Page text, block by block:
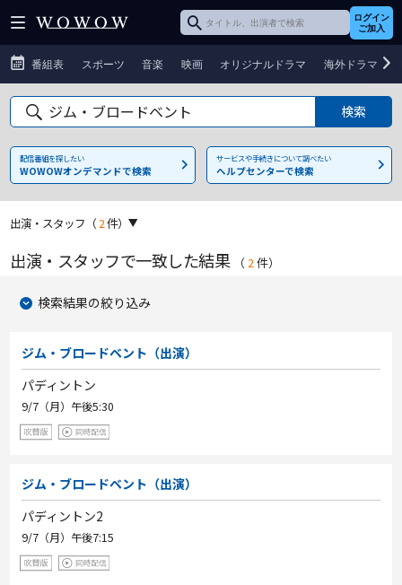
ログイン
ご加入
番組表 スポーツ 音楽 映画 オリジナルドラマ 海外ドラマ
配信番組を探したい
WOWOWオンデマンドで検索
サービスや手続きについて調べたい
ヘルプセンターで検索
出演・スタッフ （2件）
出演・スタッフで一致した結果 （ 2件）
検索結果の絞り込み
ジム・ブロードベント（出演）
パディントン
9/7（月） 午後5:30
ジム・ブロードベント（出演）
パディントン2
9/7（月） 午後7:15